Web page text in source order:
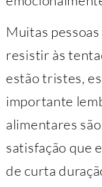
Muitas
resistir às
estão tristes,
importante
alimentares
satisfação que
de curta